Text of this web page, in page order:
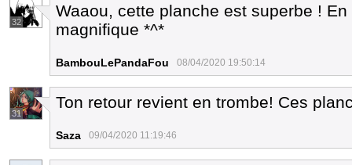
32
Waaou, cette planche est superbe !
magnifique *^*
BambouLePandaFou 08/04/2020 19:50:14
31
Ton retour revient en trombe! Ces
Saza 09/04/2020 11:19:46